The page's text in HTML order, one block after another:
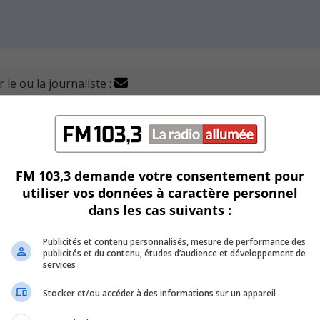
le ou la journaliste :
la 27e édition du Défi OSEntreprendre, volet scolaire.
local et régional grâce à son projet Entreprise pour le
et leur leadership en produisant et vendant divers
a été récompensée pour son Projet féministe, une
d’amasser des fonds pour Carrefour pour Elle.
l’entrepreneuriat en milieu scolaire.
FM 103,3 demande votre consentement pour
utiliser vos données à caractère personnel
dans les cas suivants :
Publicités et contenu personnalisés, mesure de performance des
publicités et du contenu, études d’audience et développement de
services
Stocker et/ou accéder à des informations sur un appareil